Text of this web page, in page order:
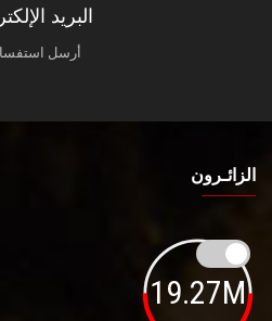
البريد
أرسل
الزائـرون
19.27M